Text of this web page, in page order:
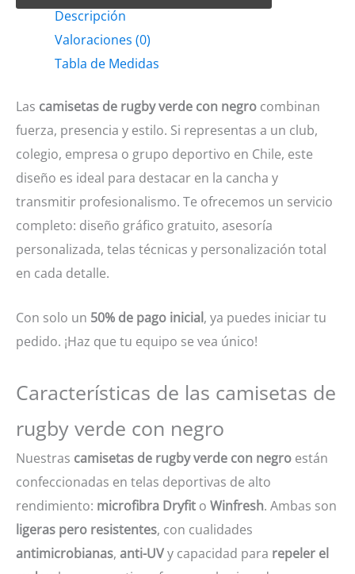
Verde
negro
Descripción
Valoraciones (0)
Tabla de Medidas
Las camisetas de rugby verde con negro combinan
fuerza, presencia y estilo. Si representas a un club,
colegio, empresa o grupo deportivo en Chile, este
diseño es ideal para destacar en la cancha y
transmitir profesionalismo. Te ofrecemos un servicio
completo: diseño gráfico gratuito, asesoría
personalizada, telas técnicas y personalización total
en cada detalle.
Con solo un 50% de pago inicial, ya puedes iniciar tu
pedido. ¡Haz que tu equipo se vea único!
Características de las camisetas de
rugby verde con negro
Nuestras camisetas de rugby verde con negro están
confeccionadas en telas deportivas de alto
rendimiento: microfibra Dryfit o Winfresh. Ambas son
ligeras pero resistentes, con cualidades
antimicrobianas, anti-UVy capacidad para repeler el